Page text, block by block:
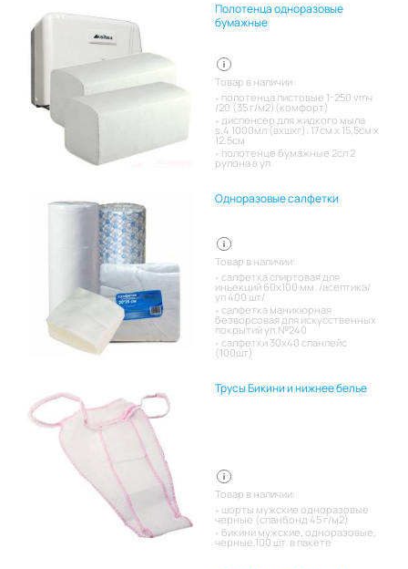
Полотенца одноразовые
бумажные
Товар в наличии:
полотенца листовые 1-250 vmч
/20 (35 г/м2)(комфорт)
диспенсер для жидкого мыла
s.4 1000мл (вхшхг): 17см x 15,5см x
12,5см
полотенце бумажные 2сл 2
рулона в уп
Одноразовые салфетки
Товар в наличии:
салфетка спиртовая для
инъекций 60х100 мм. /асептика/
уп 400 шт/
салфетка маникюрная
безворсовая для искусственных
покрытий уп.№240
салфетки 30х40 спанлейс
(100шт)
Трусы Бикини и нижнее белье
Товар в наличии:
шорты мужские одноразовые
черные (спанбонд 45 г/м2)
бикини мужские, одноразовые,
черные,100 шт. в пакете